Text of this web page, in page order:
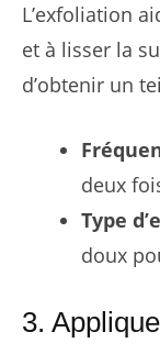
L’exfoliation
et à lisser la
d’obtenir un
deux
Type
doux
3.